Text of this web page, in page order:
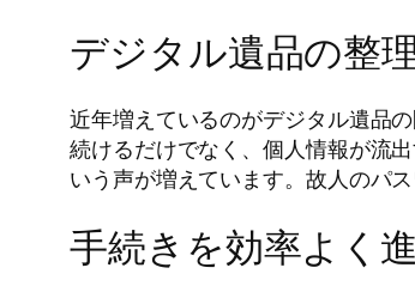
デジタル遺品の整理
近年増えているのがデジタル遺品
続けるだけでなく、個人情報が流
いう声が増えています。故人のパ
手続きを効率よく